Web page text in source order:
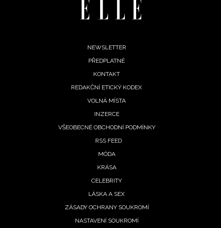
NEWSLETTER
PŘEDPLATNÉ
KONTAKT
REDAKČNÍ ETICKÝ KODEX
VOLNÁ MÍSTA
INZERCE
VŠEOBECNÉ OBCHODNÍ PODMÍNKY
RSS FEED
MÓDA
KRÁSA
CELEBRITY
LÁSKA A SEX
ZÁSADY OCHRANY SOUKROMÍ
NASTAVENÍ SOUKROMÍ